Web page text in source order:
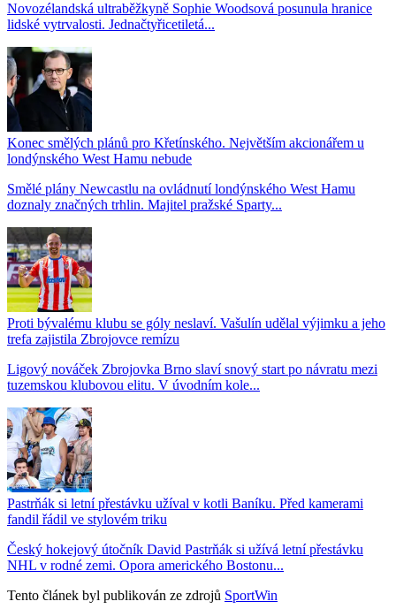
Novozélandská ultraběžkyně Sophie Woodsová posunula hranice
lidské vytrvalosti. Jednačtyřicetiletá...
Konec smělých plánů pro Křetínského. Největším akcionářem u
londýnského West Hamu nebude
Smělé plány Newcastlu na ovládnutí londýnského West Hamu
doznaly značných trhlin. Majitel pražské Sparty...
Proti bývalému klubu se góly neslaví. Vašulín udělal výjimku a jeho
trefa zajistila Zbrojovce remízu
Ligový nováček Zbrojovka Brno slaví snový start po návratu mezi
tuzemskou klubovou elitu. V úvodním kole...
Pastrňák si letní přestávku užíval v kotli Baníku. Před kamerami
fandil řádil ve stylovém triku
Český hokejový útočník David Pastrňák si užívá letní přestávku
NHL v rodné zemi. Opora amerického Bostonu...
Tento článek byl publikován ze zdrojů SportWin